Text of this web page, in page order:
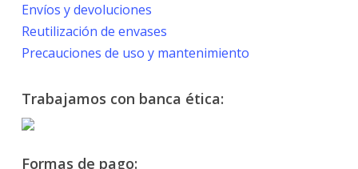
Envíos y devoluciones
Reutilización de envases
Precauciones de uso y mantenimiento
Trabajamos con banca ética:
Formas de pago: